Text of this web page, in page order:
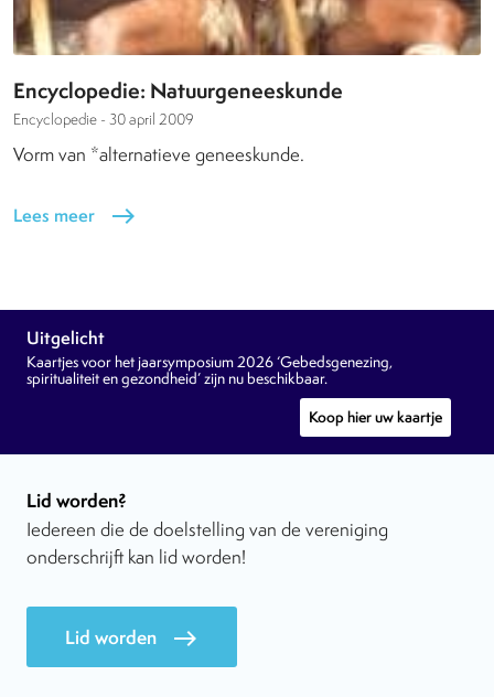
Encyclopedie: Natuurgeneeskunde
Encyclopedie - 30 april 2009
Vorm van *alternatieve geneeskunde.
Lees meer east
Uitgelicht
Kaartjes voor het jaarsymposium 2026 ‘Gebedsgenezing,
spiritualiteit en gezondheid’ zijn nu beschikbaar.
Koop hier uw kaartje
Lid worden?
Iedereen die de doelstelling van de vereniging
onderschrijft kan lid worden!
Lid worden east